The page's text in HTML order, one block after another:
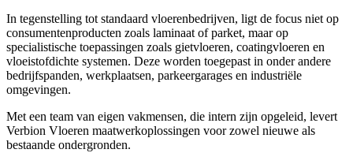
In tegenstelling tot standaard vloerenbedrijven, ligt de focus niet op
consumentenproducten zoals laminaat of parket, maar op
specialistische toepassingen zoals gietvloeren, coatingvloeren en
vloeistofdichte systemen. Deze worden toegepast in onder andere
bedrijfspanden, werkplaatsen, parkeergarages en industriële
omgevingen.
Met een team van eigen vakmensen, die intern zijn opgeleid, levert
Verbion Vloeren maatwerkoplossingen voor zowel nieuwe als
bestaande ondergronden.